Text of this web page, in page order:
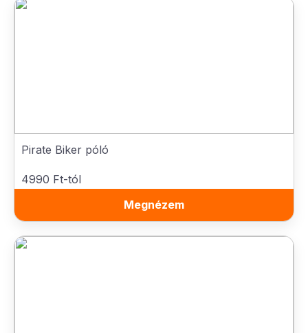
Pirate Biker póló
4990 Ft-tól
Megnézem